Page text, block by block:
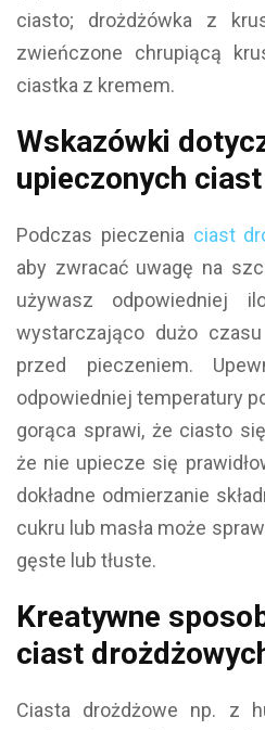
ciasto; drożdżówka z
zwieńczone chrupiącą
ciastka z kremem.
Wskazówki
upieczonych
Podczas pieczenia ciast
aby zwracać uwagę na
używasz odpowiedniej
wystarczająco dużo
przed pieczeniem.
odpowiedniej temperatury
gorąca sprawi, że ciasto
że nie upiecze się
dokładne odmierzanie
cukru lub masła może
gęste lub tłuste.
Kreatywne
ciast
Ciasta drożdżowe np. z